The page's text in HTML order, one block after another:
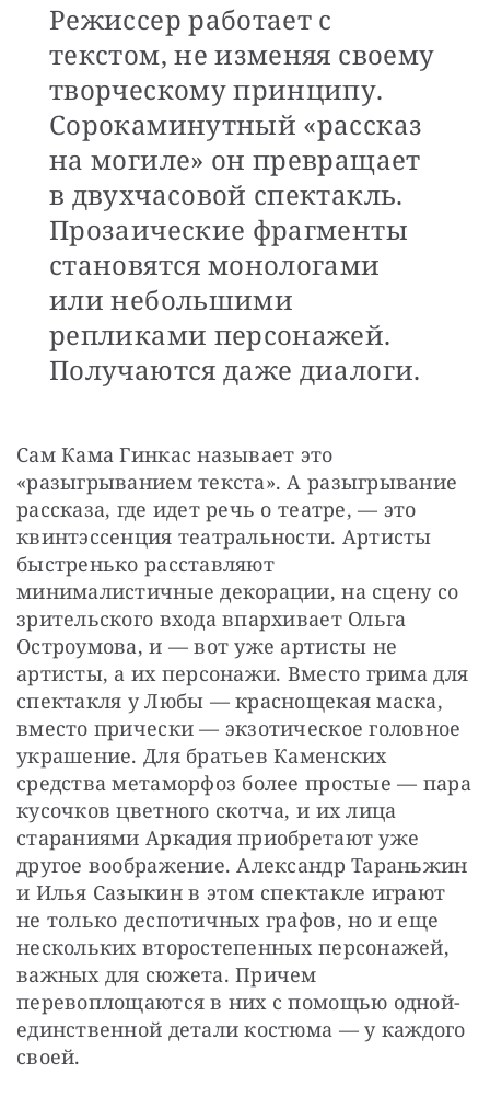
Режиссер работает с
текстом, не изменяя своему
творческому принципу.
Сорокаминутный «рассказ
на могиле» он превращает
в двухчасовой спектакль.
Прозаические фрагменты
становятся монологами
или небольшими
репликами персонажей.
Получаются даже диалоги.
Сам Кама Гинкас называет это
«разыгрыванием текста». А разыгрывание
рассказа, где идет речь о театре, — это
квинтэссенция театральности. Артисты
быстренько расставляют
минималистичные декорации, на сцену со
зрительского входа впархивает Ольга
Остроумова, и — вот уже артисты не
артисты, а их персонажи. Вместо грима для
спектакля у Любы — краснощекая маска,
вместо прически — экзотическое головное
украшение. Для братьев Каменских
средства метаморфоз более простые — пара
кусочков цветного скотча, и их лица
стараниями Аркадия приобретают уже
другое воображение. Александр Тараньжин
и Илья Сазыкин в этом спектакле играют
не только деспотичных графов, но и еще
нескольких второстепенных персонажей,
важных для сюжета. Причем
перевоплощаются в них с помощью одной-
единственной детали костюма — у каждого
своей.